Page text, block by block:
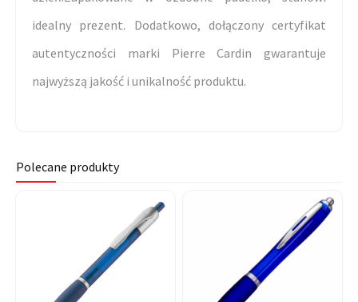
idealny prezent. Dodatkowo, dołączony certyfikat
autentyczności marki Pierre Cardin gwarantuje
najwyższą jakość i unikalność produktu.
Polecane produkty